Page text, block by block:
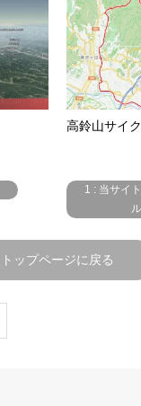
高鈴山サイ
1 : 当サイ
トップページに戻る